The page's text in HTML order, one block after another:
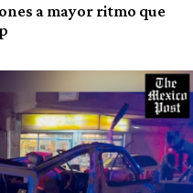
a mayor ritmo que